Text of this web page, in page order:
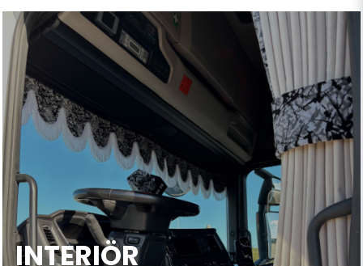
INTERIÖR